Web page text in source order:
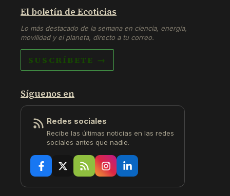
El boletín de Ecoticias
Lo más destacado de la semana en ciencia, energía,
movilidad y el planeta, directo a tu correo.
SUSCRÍBETE →
Síguenos en
Redes sociales
Recibe las últimas noticias en las redes
sociales antes que nadie.